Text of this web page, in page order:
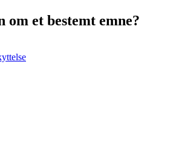
om et bestemt emne?